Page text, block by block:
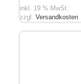
inkl. 19 % MwSt.
zzgl. Versandkosten